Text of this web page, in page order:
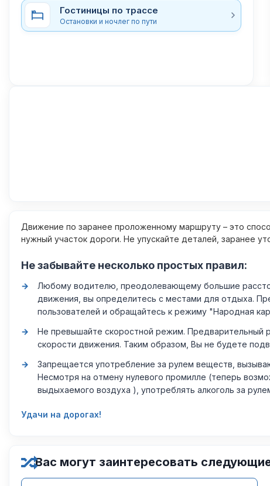
Гостиницы по трассе
Остановки и ночлег по пути
Движение по заранее проложенному маршруту – это
нужный участок дороги. Не упускайте деталей, заранее
Не забывайте несколько простых правил:
Любому водителю, преодолевающему большие
движения, вы определитесь с местами для отдыха.
пользователей и обращайтесь к режиму "Народная
Не превышайте скоростной режим. Предварительный
скорости движения. Таким образом, Вы не будете
Запрещается употребление за рулем веществ,
Несмотря на отмену нулевого промилле (теперь
выдыхаемого воздуха ), употреблять алкоголь за
Удачи на дорогах!
Вас могут заинтересовать